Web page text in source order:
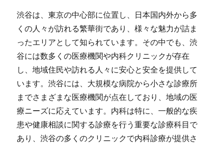
渋谷は、東京の中心部に位置し、日本国内外から多
くの人々が訪れる繁華街であり、様々な魅力が詰ま
ったエリアとして知られています。 その中でも、渋
谷には数多くの医療機関や内科クリニックが存在
し、地域住民や訪れる人々に安心と安全を提供して
います。渋谷には、大規模な病院から小さな診療所
までさまざまな医療機関が点在しており、地域の医
療ニーズに応えています。内科は特に、一般的な疾
患や健康相談に関する診療を行う重要な診療科目で
あり、渋谷の多くのクリニックで内科診療が提供さ